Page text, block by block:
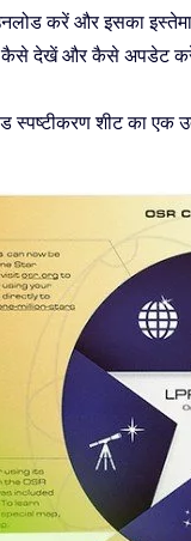
करें और इसका
कैसे देखें और कैसे अपडेट
शीट का एक